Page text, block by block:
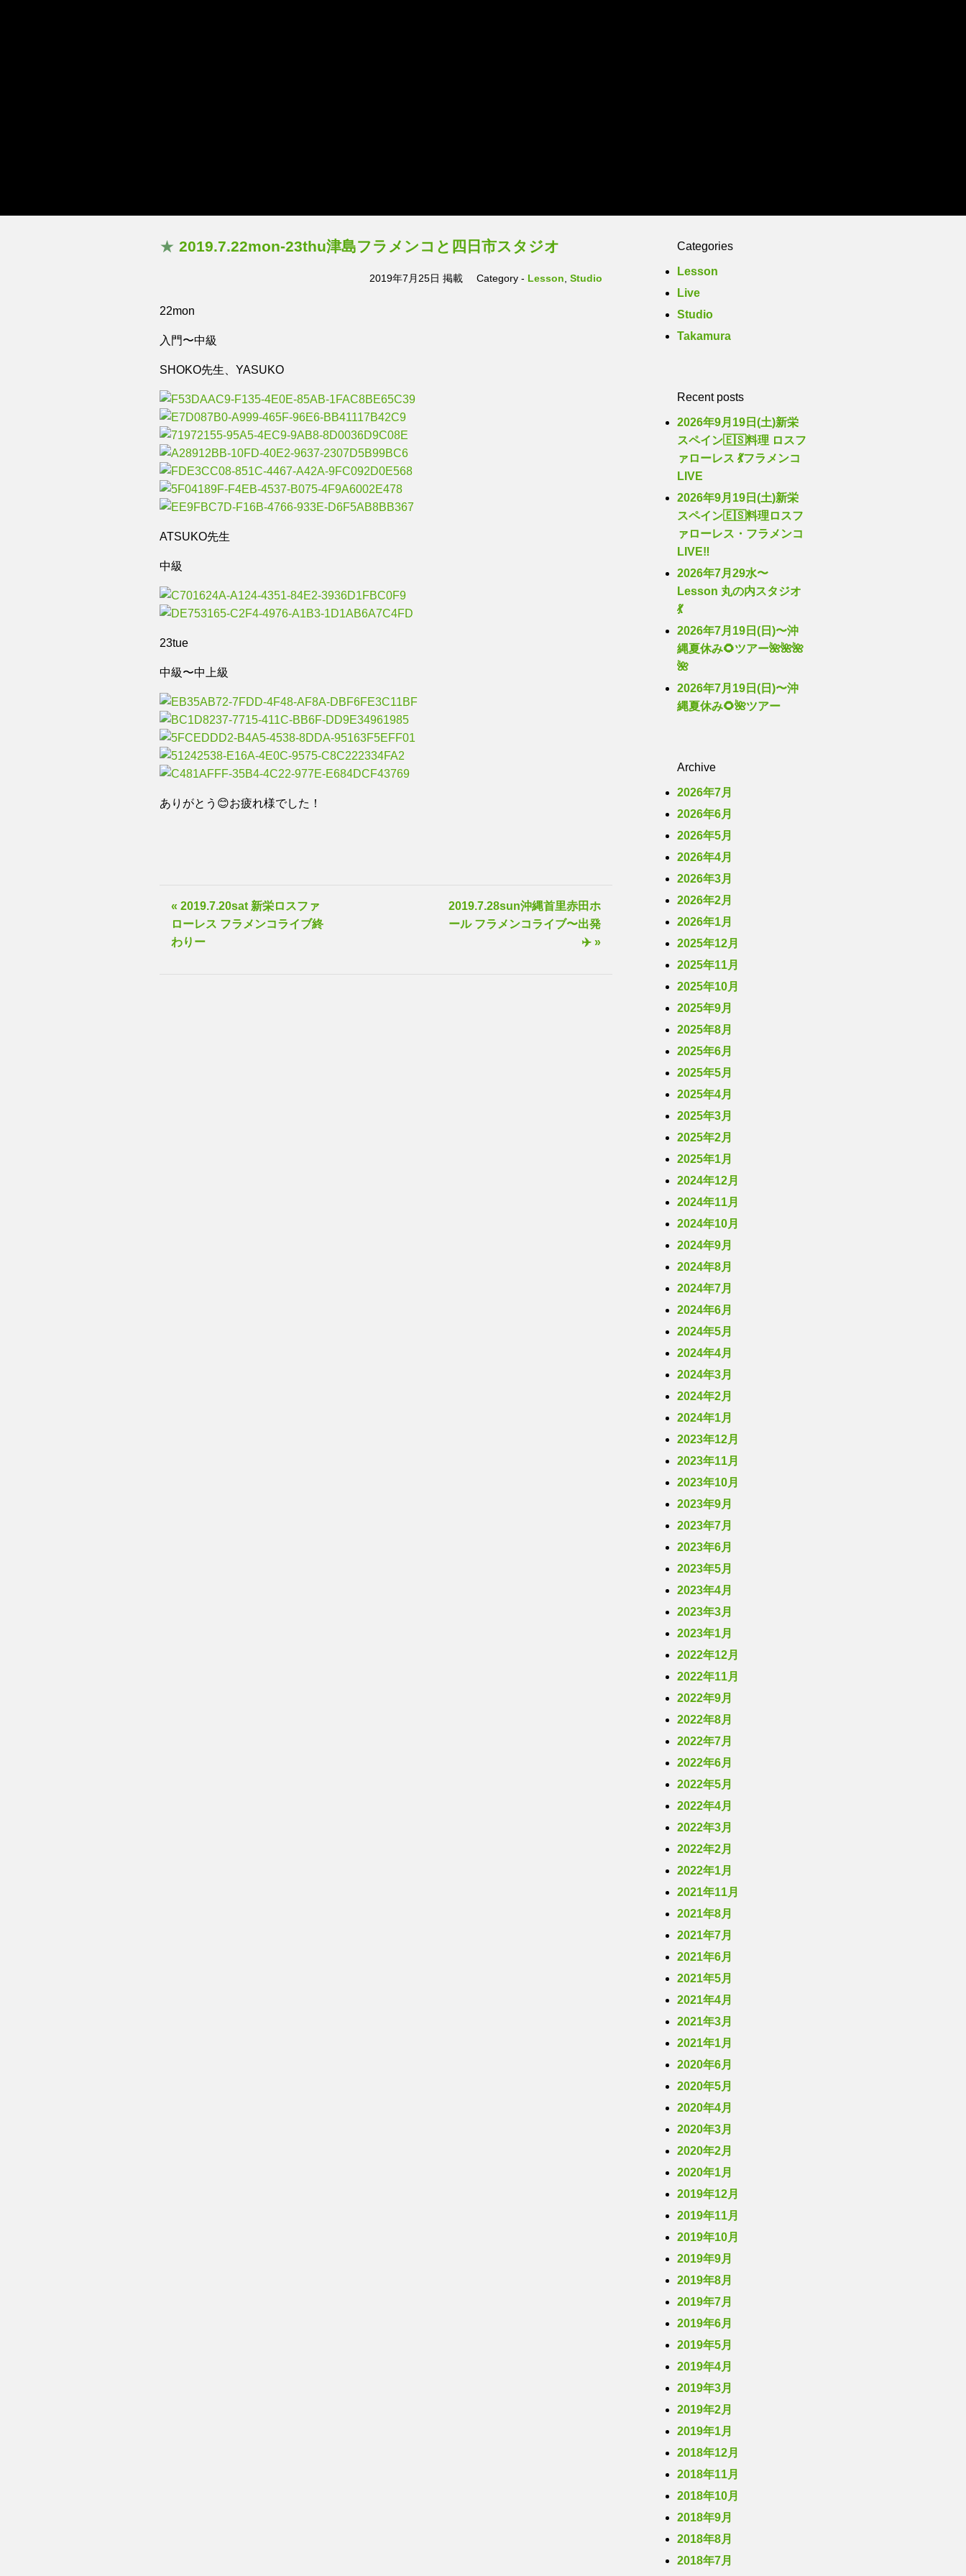
★ 2019.7.22mon-23thu津島フラメンコと四日市スタジオ
2019年7月25日 掲載 Category - Lesson Studio
22mon
入門〜中級
SHOKO先生、YASUKO
ATSUKO先生
中級
23tue
中級〜中上級
ありがとう😊お疲れ様でした！
« 2019.7.20sat 新栄ロスファ
ローレス フラメンコライブ終
わりー
2019.7.28sun沖縄首里赤田ホ
ール フラメンコライブ〜出発
✈️ »
Categories
Lesson
Live
Studio
Takamura
Recent posts
2026年9月19日(土)新栄
スペイン🇪🇸料理 ロスフ
ァローレス 💃フラメンコ
LIVE
2026年9月19日(土)新栄
スペイン🇪🇸料理ロスフ
ァローレス・フラメンコ
LIVE‼️
2026年7月29水〜
Lesson 丸の内スタジオ
💃
2026年7月19日(日)〜沖
縄夏休み🌻ツアー🌺🌺🌺
🌺
2026年7月19日(日)〜沖
縄夏休み🌻🌺ツアー
Archive
2026年7月
2026年6月
2026年5月
2026年4月
2026年3月
2026年2月
2026年1月
2025年12月
2025年11月
2025年10月
2025年9月
2025年8月
2025年6月
2025年5月
2025年4月
2025年3月
2025年2月
2025年1月
2024年12月
2024年11月
2024年10月
2024年9月
2024年8月
2024年7月
2024年6月
2024年5月
2024年4月
2024年3月
2024年2月
2024年1月
2023年12月
2023年11月
2023年10月
2023年9月
2023年7月
2023年6月
2023年5月
2023年4月
2023年3月
2023年1月
2022年12月
2022年11月
2022年9月
2022年8月
2022年7月
2022年6月
2022年5月
2022年4月
2022年3月
2022年2月
2022年1月
2021年11月
2021年8月
2021年7月
2021年6月
2021年5月
2021年4月
2021年3月
2021年1月
2020年6月
2020年5月
2020年4月
2020年3月
2020年2月
2020年1月
2019年12月
2019年11月
2019年10月
2019年9月
2019年8月
2019年7月
2019年6月
2019年5月
2019年4月
2019年3月
2019年2月
2019年1月
2018年12月
2018年11月
2018年10月
2018年9月
2018年8月
2018年7月